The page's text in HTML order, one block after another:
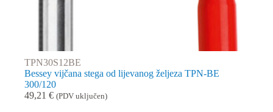
TPN30S12BE
Bessey vijčana stega od lijevanog željeza TPN-BE
300/120
49,21 € (PDV uključen)